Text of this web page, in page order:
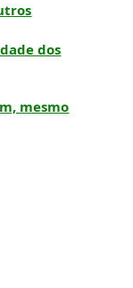
dos
mesmo